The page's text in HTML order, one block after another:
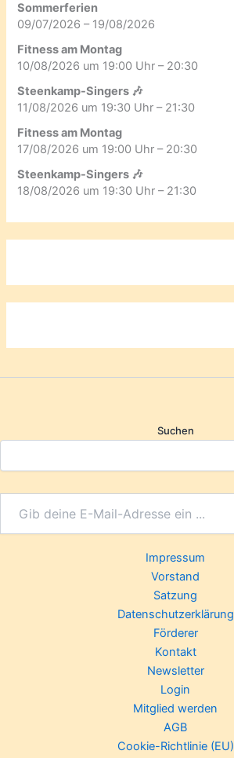
Sommerferien
09/07/2026 – 19/08/2026
Fitness am Montag
10/08/2026 um 19:00 Uhr – 20:30
Steenkamp-Singers 🎶
11/08/2026 um 19:30 Uhr – 21:30
Fitness am Montag
17/08/2026 um 19:00 Uhr – 20:30
Steenkamp-Singers 🎶
18/08/2026 um 19:30 Uhr – 21:30
Suchen
Impressum
Vorstand
Satzung
Datenschutzerklärung
Förderer
Kontakt
Newsletter
Login
Mitglied werden
AGB
Cookie-Richtlinie (EU)